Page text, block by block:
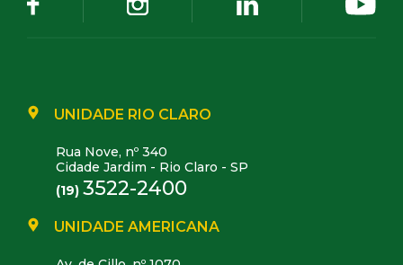
UNIDADE RIO CLARO
Rua Nove, nº 340
Cidade Jardim - Rio Claro - SP
(19) 3522-2400
UNIDADE AMERICANA